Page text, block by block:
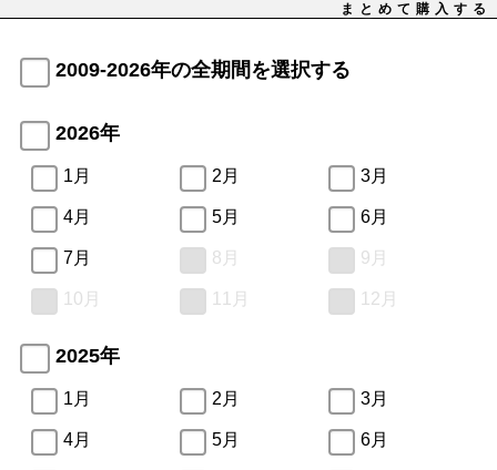
まとめて購入する
2009-2026年の全期間を選択する
2026年
1月 2月 3月
4月 5月 6月
7月 8月 9月
10月 11月 12月
2025年
1月 2月 3月
4月 5月 6月